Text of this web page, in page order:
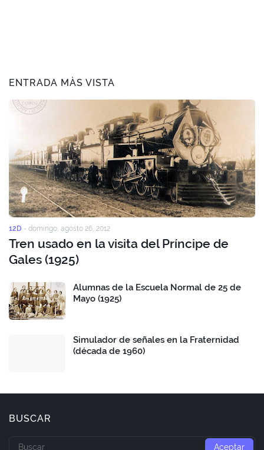
ENTRADA MÀS VISTA
12D - domingo, agosto 26, 2012
Tren usado en la visita del Príncipe de
Gales (1925)
Alumnas de la Escuela Normal de 25 de
Mayo (1925)
Simulador de señales en la Fraternidad
(década de 1960)
BUSCAR